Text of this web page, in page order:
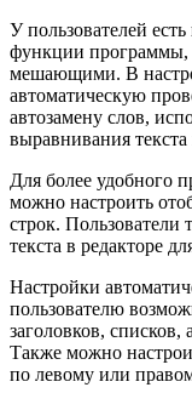
У пользователей
функции
мешающими. В
автоматическую
автозамену слов,
выравнивания
Для более удобного
можно настроить
строк. Пользователи
текста в редакторе
Настройки
пользователю
заголовков, списков,
Также можно
по левому или